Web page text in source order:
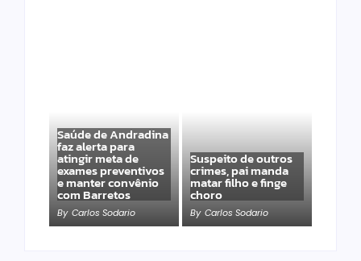
Saúde de Andradina
faz alerta para
atingir meta de
exames preventivos
e manter convênio
com Barretos
By Carlos Sodario
Suspeito de outros
crimes, pai manda
matar filho e finge
choro
By Carlos Sodario